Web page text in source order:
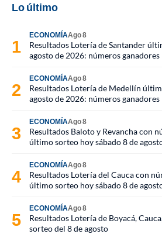
Lo último
ECONOMÍAAgo 8
Resultados Lotería de Santander
agosto de 2026: números ganadores
ECONOMÍAAgo 8
Resultados Lotería de Medellín
agosto de 2026: números ganadores
ECONOMÍAAgo 8
Resultados Baloto y Revancha con
último sorteo hoy sábado 8 de
ECONOMÍAAgo 8
Resultados Lotería del Cauca con
último sorteo hoy sábado 8 de
ECONOMÍAAgo 8
Resultados Lotería de Boyacá,
sorteo del 8 de agosto